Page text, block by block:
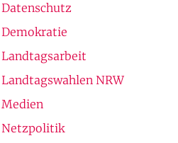
Datenschutz
Demokratie
Landtagsarbeit
Landtagswahlen NRW
Medien
Netzpolitik